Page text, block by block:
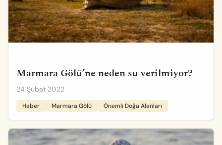
Marmara Gölü’ne neden su verilmiyor?
24 Şubat 2022
Haber Marmara Gölü Önemli Doğa Alanları